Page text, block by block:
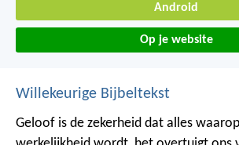
Android
Op je website
Willekeurige Bijbeltekst
Geloof is de zekerheid dat alles